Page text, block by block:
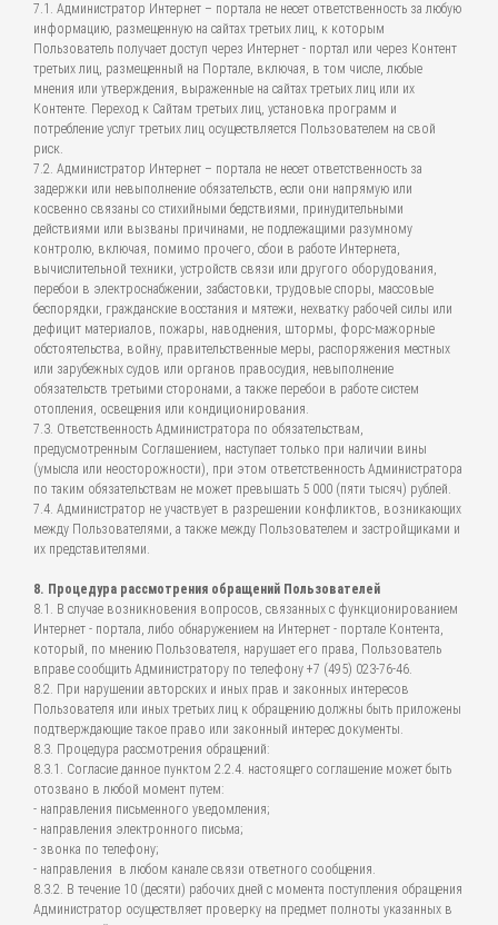
7.1. Администратор Интернет – портала не несет ответственность за любую
информацию, размещенную на сайтах третьих лиц, к которым
Пользователь получает доступ через Интернет - портал или через Контент
третьих лиц, размещенный на Портале, включая, в том числе, любые
мнения или утверждения, выраженные на сайтах третьих лиц или их
Контенте. Переход к Сайтам третьих лиц, установка программ и
потребление услуг третьих лиц осуществляется Пользователем на свой
риск.
7.2. Администратор Интернет – портала не несет ответственность за
задержки или невыполнение обязательств, если они напрямую или
косвенно связаны со стихийными бедствиями, принудительными
действиями или вызваны причинами, не подлежащими разумному
контролю, включая, помимо прочего, сбои в работе Интернета,
вычислительной техники, устройств связи или другого оборудования,
перебои в электроснабжении, забастовки, трудовые споры, массовые
беспорядки, гражданские восстания и мятежи, нехватку рабочей силы или
дефицит материалов, пожары, наводнения, штормы, форс-мажорные
обстоятельства, войну, правительственные меры, распоряжения местных
или зарубежных судов или органов правосудия, невыполнение
обязательств третьими сторонами, а также перебои в работе систем
отопления, освещения или кондиционирования.
7.3. Ответственность Администратора по обязательствам,
предусмотренным Соглашением, наступает только при наличии вины
(умысла или неосторожности), при этом ответственность Администратора
по таким обязательствам не может превышать 5 000 (пяти тысяч) рублей.
7.4. Администратор не участвует в разрешении конфликтов, возникающих
между Пользователями, а также между Пользователем и застройщиками и
их представителями.
8. Процедура рассмотрения обращений Пользователей
8.1. В случае возникновения вопросов, связанных с функционированием
Интернет - портала, либо обнаружением на Интернет - портале Контента,
который, по мнению Пользователя, нарушает его права, Пользователь
вправе сообщить Администратору по телефону +7 (495) 023-76-46.
8.2. При нарушении авторских и иных прав и законных интересов
Пользователя или иных третьих лиц к обращению должны быть приложены
подтверждающие такое право или законный интерес документы.
8.3. Процедура рассмотрения обращений:
8.3.1. Согласие данное пунктом 2.2.4. настоящего соглашение может быть
отозвано в любой момент путем:
- направления письменного уведомления;
- направления электронного письма;
- звонка по телефону;
- направления в любом канале связи ответного сообщения.
8.3.2. В течение 10 (десяти) рабочих дней с момента поступления обращения
Администратор осуществляет проверку на предмет полноты указанных в